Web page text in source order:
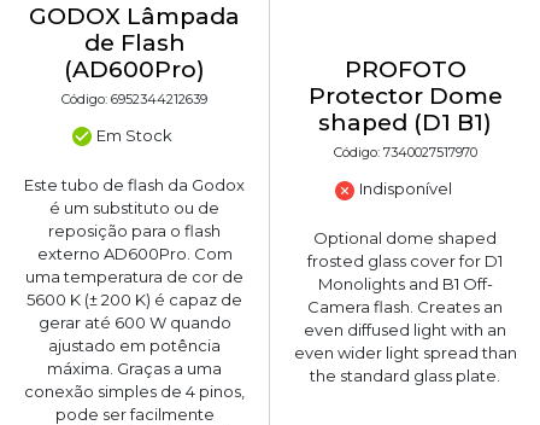
GODOX Lâmpada
de Flash
(AD600Pro)
Código: 6952344212639
Em Stock
Este tubo de flash da Godox
é um substituto ou de
reposição para o flash
externo AD600Pro. Com
uma temperatura de cor de
5600 K (± 200 K) é capaz de
gerar até 600 W quando
ajustado em potência
máxima. Graças a uma
conexão simples de 4 pinos,
pode ser facilmente
PROFOTO
Protector Dome
shaped (D1 B1)
Código: 7340027517970
Indisponível
Optional dome shaped
frosted glass cover for D1
Monolights and B1 Off-
Camera flash. Creates an
even diffused light with an
even wider light spread than
the standard glass plate.